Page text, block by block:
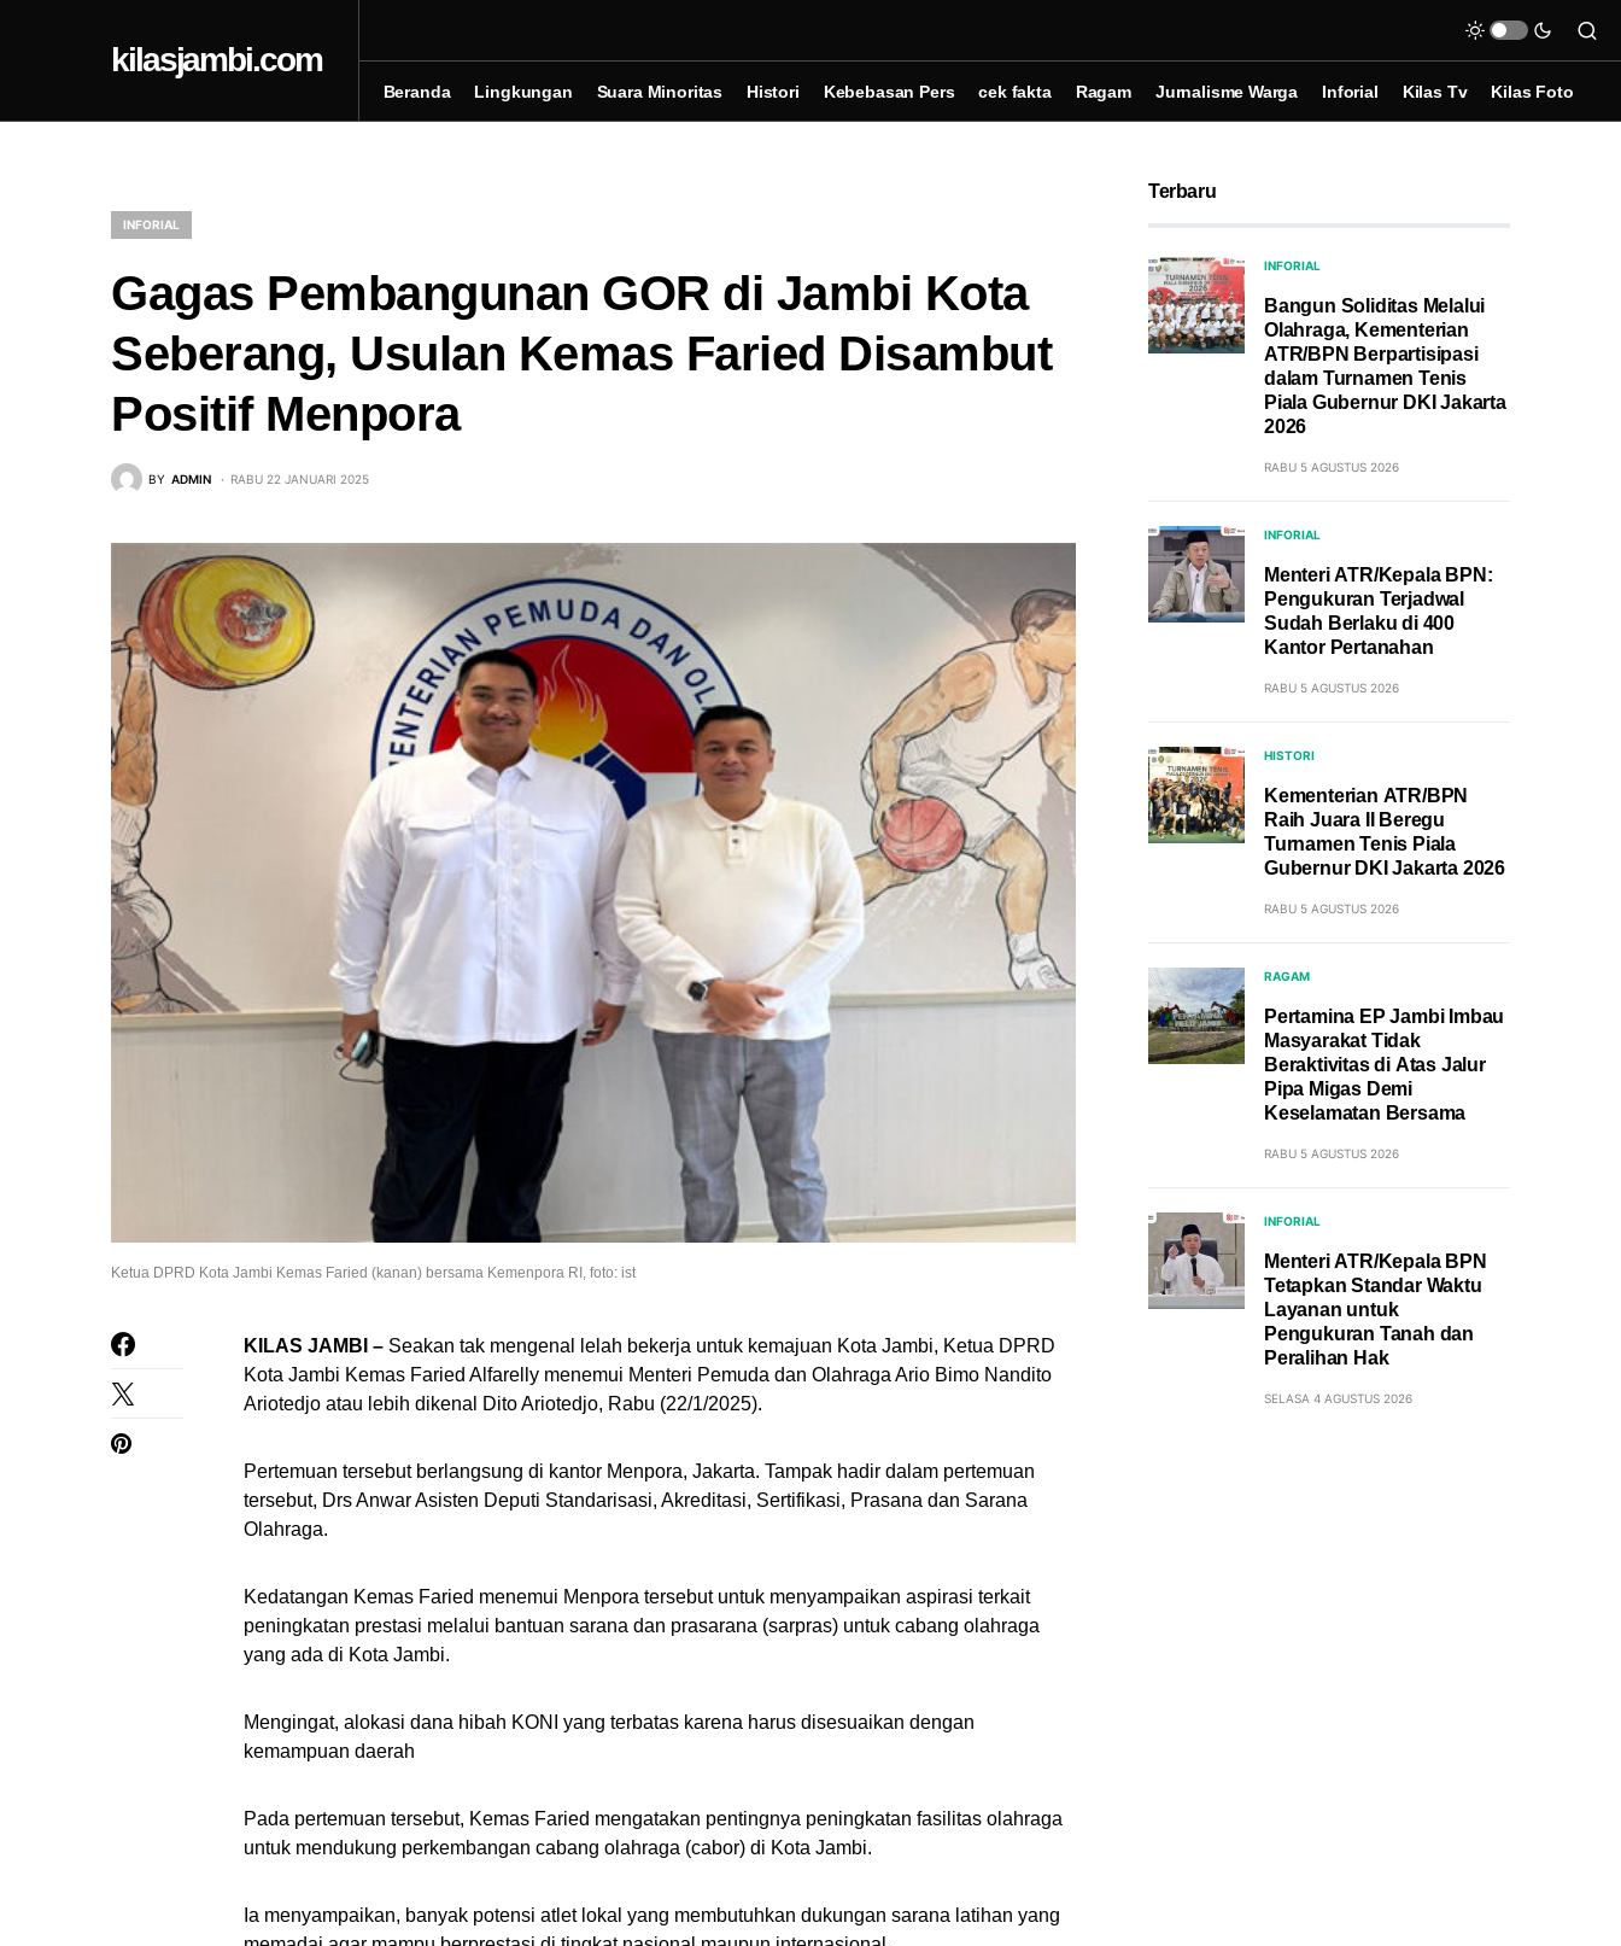
kilasjambi.com
Beranda Lingkungan Suara Minoritas Histori Kebebasan Pers cek fakta Ragam Jurnalisme Warga Inforial Kilas Tv Kilas Foto
INFORIAL
Gagas Pembangunan GOR di Jambi Kota
Seberang, Usulan Kemas Faried Disambut
Positif Menpora
BY ADMIN RABU 22 JANUARI 2025
Ketua DPRD Kota Jambi Kemas Faried (kanan) bersama Kemenpora RI, foto: ist
KILAS JAMBI – Seakan tak mengenal lelah bekerja untuk kemajuan Kota Jambi, Ketua DPRD
Kota Jambi Kemas Faried Alfarelly menemui Menteri Pemuda dan Olahraga Ario Bimo Nandito
Ariotedjo atau lebih dikenal Dito Ariotedjo, Rabu (22/1/2025).
Pertemuan tersebut berlangsung di kantor Menpora, Jakarta. Tampak hadir dalam pertemuan
tersebut, Drs Anwar Asisten Deputi Standarisasi, Akreditasi, Sertifikasi, Prasana dan Sarana
Olahraga.
Kedatangan Kemas Faried menemui Menpora tersebut untuk menyampaikan aspirasi terkait
peningkatan prestasi melalui bantuan sarana dan prasarana (sarpras) untuk cabang olahraga
yang ada di Kota Jambi.
Mengingat, alokasi dana hibah KONI yang terbatas karena harus disesuaikan dengan
kemampuan daerah
Pada pertemuan tersebut, Kemas Faried mengatakan pentingnya peningkatan fasilitas olahraga
untuk mendukung perkembangan cabang olahraga (cabor) di Kota Jambi.
Ia menyampaikan, banyak potensi atlet lokal yang membutuhkan dukungan sarana latihan yang
Terbaru
INFORIAL
Bangun Soliditas Melalui
Olahraga, Kementerian
ATR/BPN Berpartisipasi
dalam Turnamen Tenis
Piala Gubernur DKI Jakarta
2026
RABU 5 AGUSTUS 2026
INFORIAL
Menteri ATR/Kepala BPN:
Pengukuran Terjadwal
Sudah Berlaku di 400
Kantor Pertanahan
RABU 5 AGUSTUS 2026
HISTORI
Kementerian ATR/BPN
Raih Juara II Beregu
Turnamen Tenis Piala
Gubernur DKI Jakarta 2026
RABU 5 AGUSTUS 2026
RAGAM
Pertamina EP Jambi Imbau
Masyarakat Tidak
Beraktivitas di Atas Jalur
Pipa Migas Demi
Keselamatan Bersama
RABU 5 AGUSTUS 2026
INFORIAL
Menteri ATR/Kepala BPN
Tetapkan Standar Waktu
Layanan untuk
Pengukuran Tanah dan
Peralihan Hak
SELASA 4 AGUSTUS 2026